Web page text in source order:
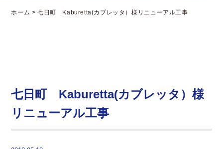
ホーム >七日町 Kaburetta(カブレッタ）様リニューアル工事
七日町 Kaburetta(カブレッタ）様
リニューアル工事